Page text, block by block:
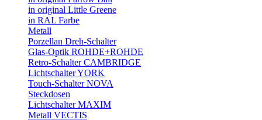
in original Little Greene
in RAL Farbe
Metall
Porzellan Dreh-Schalter
Glas-Optik ROHDE+ROHDE
Retro-Schalter CAMBRIDGE
Lichtschalter YORK
Touch-Schalter NOVA
Steckdosen
Lichtschalter MAXIM
Metall VECTIS